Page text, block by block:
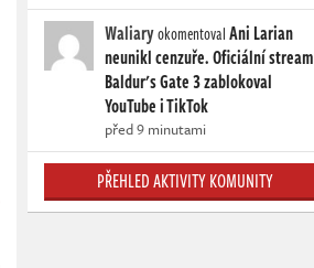
WaliaryokomentovalAni Larian
neunikl cenzuře. Oficiální
Baldur's Gate 3 zablokoval
YouTube i TikTok
před 9 minutami
PŘEHLED AKTIVITY KOMUNITY